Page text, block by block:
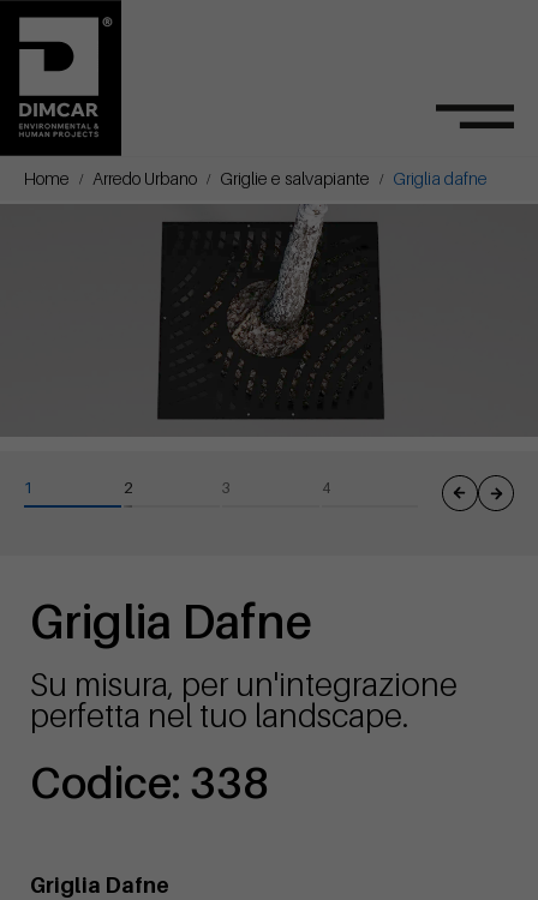
Home Arredo Urbano Griglie e salvapiante Griglia dafne
Griglia Dafne
Su misura, per un'integrazione
perfetta nel tuo landscape.
Codice: 338
Griglia Dafne